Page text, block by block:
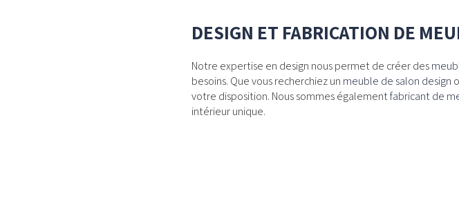
DESIGN ET FABRICATION DE
Notre expertise en design nous permet de créer des
besoins. Que vous recherchiez un meuble de salon design
votre disposition. Nous sommes égalementfabricant de
intérieur unique.